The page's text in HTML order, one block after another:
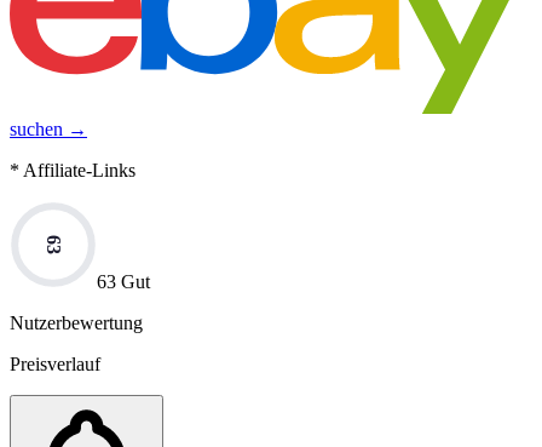
suchen →
* Affiliate-Links
63
63 Gut
Nutzerbewertung
Preisverlauf